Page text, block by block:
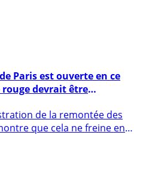
devrait être
et le blanc...
que cela ne freine en